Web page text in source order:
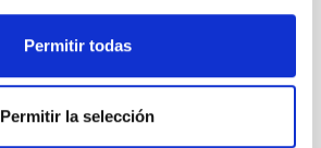
Permitir todas
Permitir la selección